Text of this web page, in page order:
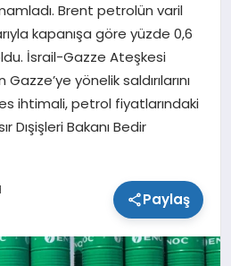
Brent petrolün varil
kapanışa göre yüzde 0,6
İsrail-Gazze Ateşkesi
Gazze’ye yönelik saldırılarını
ihtimali, petrol fiyatlarındaki
Dışişleri Bakanı Bedir
Paylaş